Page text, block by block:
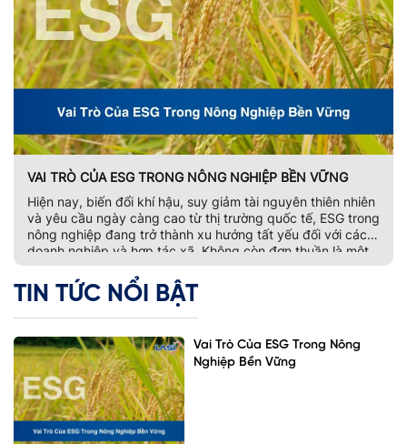
VAI TRÒ CỦA ESG TRONG NÔNG NGHIỆP BỀN VỮNG
Hiện nay, biến đổi khí hậu, suy giảm tài nguyên thiên nhiên
và yêu cầu ngày càng cao từ thị trường quốc tế, ESG trong
nông nghiệp đang trở thành xu hướng tất yếu đối với các
doanh nghiệp và hợp tác xã. Không còn đơn thuần là một
bộ tiêu chí đánh giá phát […]
TIN TỨC NỔI BẬT
Vai Trò Của ESG Trong Nông
Nghiệp Bền Vững